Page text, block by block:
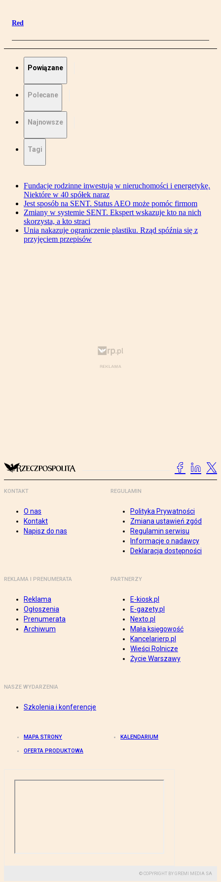
Red
Powiązane
Polecane
Najnowsze
Tagi
Fundacje rodzinne inwestują w nieruchomości i energetykę.
Niektóre w 40 spółek naraz
Jest sposób na SENT. Status AEO może pomóc firmom
Zmiany w systemie SENT. Ekspert wskazuje kto na nich
skorzysta, a kto straci
Unia nakazuje ograniczenie plastiku. Rząd spóźnia się z
przyjęciem przepisów
KONTAKT
O nas
Kontakt
Napisz do nas
REGULAMIN
Polityka Prywatności
Zmiana ustawień zgód
Regulamin serwisu
Informacje o nadawcy
Deklaracja dostępności
REKLAMA I PRENUMERATA
Reklama
Ogłoszenia
Prenumerata
Archiwum
PARTNERZY
E-kiosk.pl
E-gazety.pl
Nexto.pl
Mała księgowość
Kancelarierp.pl
Wieści Rolnicze
Życie Warszawy
NASZE WYDARZENIA
Szkolenia i konferencje
MAPA STRONY KALENDARIUM
OFERTA PRODUKTOWA
© COPYRIGHT BY GREMI MEDIA SA